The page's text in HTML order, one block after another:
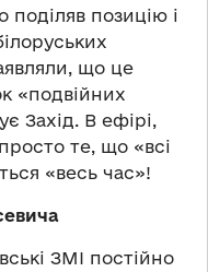
позицію і
що це
«подвійних
Захід. В ефірі,
те, що «всі
«весь час»!
ЗМІ постійно